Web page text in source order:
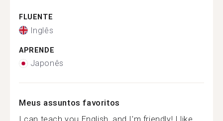
FLUENTE
Inglês
APRENDE
Japonês
Meus assuntos favoritos